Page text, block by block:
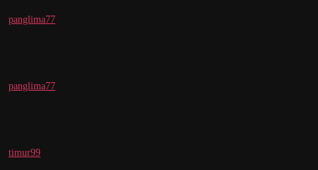
panglima77
panglima77
timur99